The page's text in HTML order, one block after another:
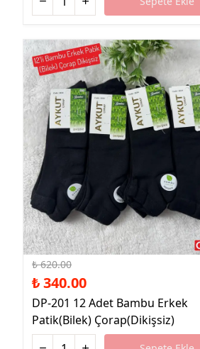
%45 İndirim
₺ 620.00
₺ 340.00
DP-201 12 Adet Bambu Erkek
Patik(Bilek) Çorap(Dikişsiz)